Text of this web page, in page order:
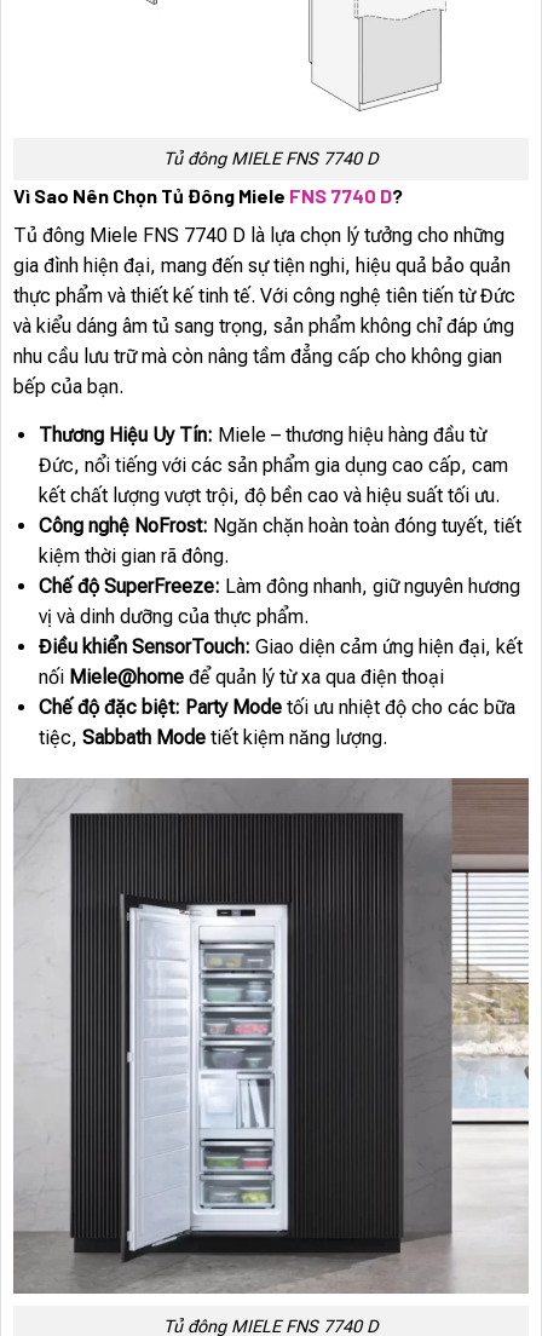
Tủ đông MIELE FNS 7740 D
Vì Sao Nên Chọn Tủ Đông Miele FNS 7740 D?
Tủ đông Miele FNS 7740 D là lựa chọn lý tưởng cho những
gia đình hiện đại, mang đến sự tiện nghi, hiệu quả bảo quản
thực phẩm và thiết kế tinh tế. Với công nghệ tiên tiến từ Đức
và kiểu dáng âm tủ sang trọng, sản phẩm không chỉ đáp ứng
nhu cầu lưu trữ mà còn nâng tầm đẳng cấp cho không gian
bếp của bạn.
Thương Hiệu Uy Tín: Miele – thương hiệu hàng đầu từ
Đức, nổi tiếng với các sản phẩm gia dụng cao cấp, cam
kết chất lượng vượt trội, độ bền cao và hiệu suất tối ưu.
Công nghệ NoFrost: Ngăn chặn hoàn toàn đóng tuyết, tiết
kiệm thời gian rã đông.
Chế độ SuperFreeze: Làm đông nhanh, giữ nguyên hương
vị và dinh dưỡng của thực phẩm.
Điều khiển SensorTouch: Giao diện cảm ứng hiện đại, kết
nối Miele@homeđể quản lý từ xa qua điện thoại
Chế độ đặc biệt: Party Modetối ưu nhiệt độ cho các bữa
tiệc, Sabbath Modetiết kiệm năng lượng.
Tủ đông MIELE FNS 7740 D